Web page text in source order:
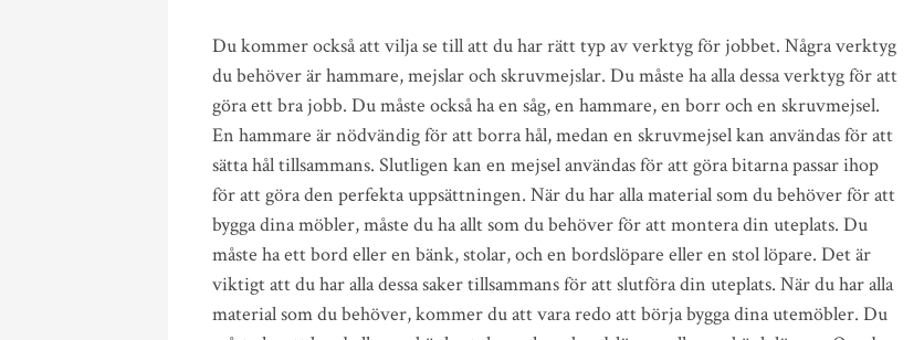
Du kommer också att vilja se till att du har rätt typ av verktyg för jobbet. Några verktyg
du behöver är hammare, mejslar och skruvmejslar. Du måste ha alla dessa verktyg för att
göra ett bra jobb. Du måste också ha en såg, en hammare, en borr och en skruvmejsel.
En hammare är nödvändig för att borra hål, medan en skruvmejsel kan användas för att
sätta hål tillsammans. Slutligen kan en mejsel användas för att göra bitarna passar ihop
för att göra den perfekta uppsättningen. När du har alla material som du behöver för att
bygga dina möbler, måste du ha allt som du behöver för att montera din uteplats. Du
måste ha ett bord eller en bänk, stolar, och en bordslöpare eller en stol löpare. Det är
viktigt att du har alla dessa saker tillsammans för att slutföra din uteplats. När du har alla
material som du behöver, kommer du att vara redo att börja bygga dina utemöbler. Du